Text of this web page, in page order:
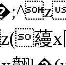
蘰x